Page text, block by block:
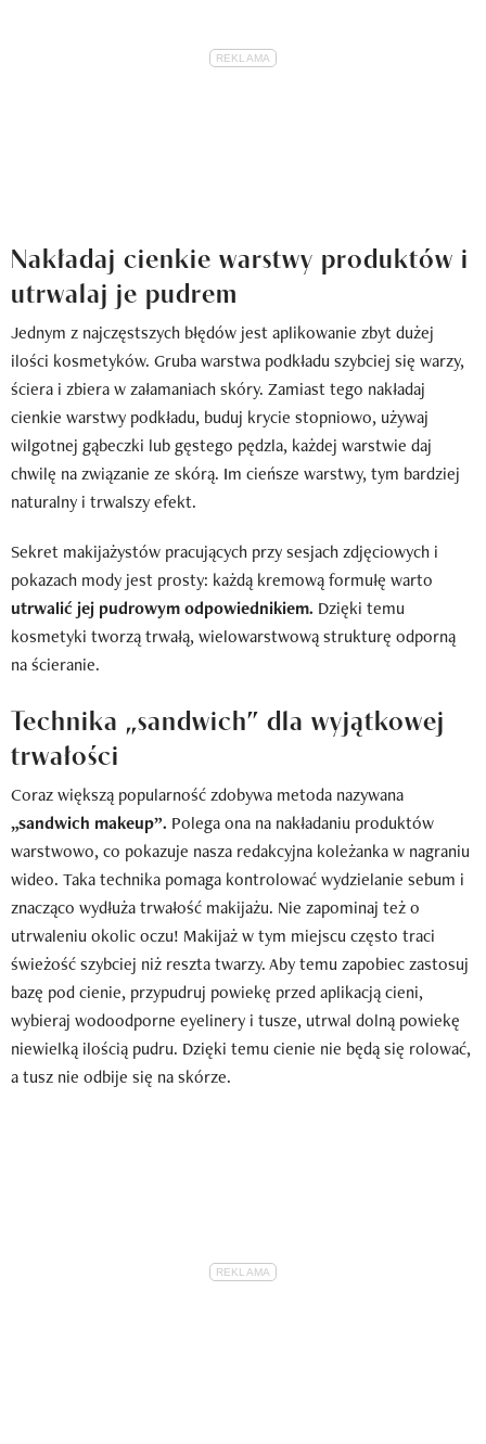
Nakładaj cienkie warstwy produktów i
utrwalaj je pudrem
Jednym z najczęstszych błędów jest aplikowanie zbyt dużej
ilości kosmetyków. Gruba warstwa podkładu szybciej się warzy,
ściera i zbiera w załamaniach skóry. Zamiast tego nakładaj
cienkie warstwy podkładu, buduj krycie stopniowo, używaj
wilgotnej gąbeczki lub gęstego pędzla, każdej warstwie daj
chwilę na związanie ze skórą. Im cieńsze warstwy, tym bardziej
naturalny i trwalszy efekt.
Sekret makijażystów pracujących przy sesjach zdjęciowych i
pokazach mody jest prosty: każdą kremową formułę warto
utrwalić jej pudrowym odpowiednikiem. Dzięki temu
kosmetyki tworzą trwałą, wielowarstwową strukturę odporną
na ścieranie.
Technika „sandwich” dla wyjątkowej
trwałości
Coraz większą popularność zdobywa metoda nazywana
„sandwich makeup”. Polega ona na nakładaniu produktów
warstwowo, co pokazuje nasza redakcyjna koleżanka w nagraniu
wideo. Taka technika pomaga kontrolować wydzielanie sebum i
znacząco wydłuża trwałość makijażu. Nie zapominaj też o
utrwaleniu okolic oczu! Makijaż w tym miejscu często traci
świeżość szybciej niż reszta twarzy. Aby temu zapobiec zastosuj
bazę pod cienie, przypudruj powiekę przed aplikacją cieni,
wybieraj wodoodporne eyelinery i tusze, utrwal dolną powiekę
niewielką ilością pudru. Dzięki temu cienie nie będą się rolować,
a tusz nie odbije się na skórze.